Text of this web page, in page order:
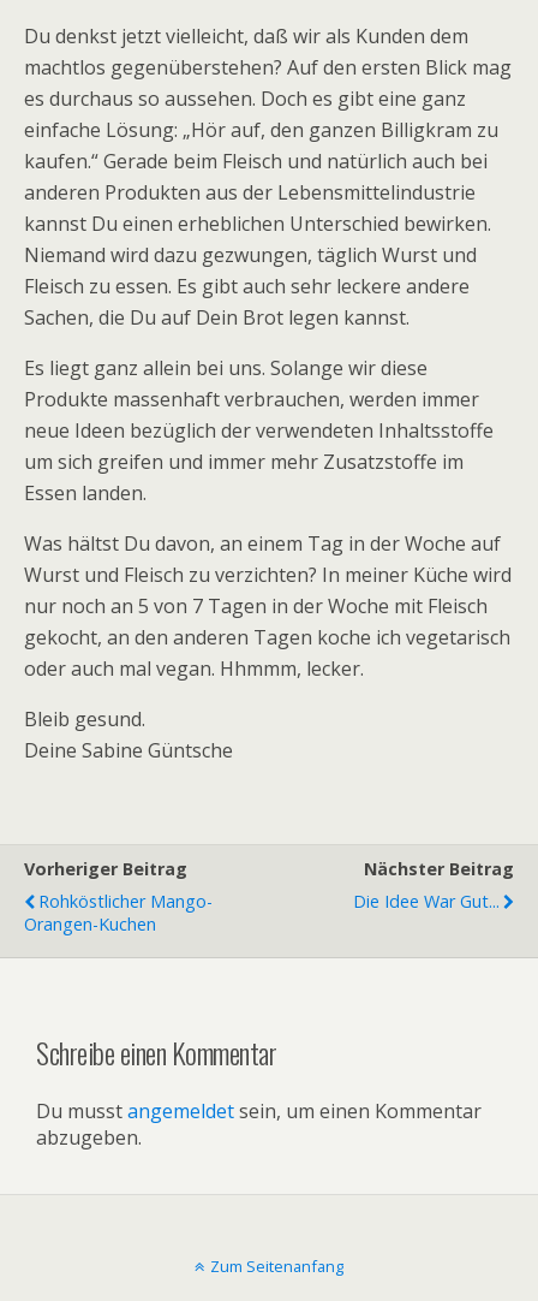
Du denkst jetzt vielleicht, daß wir als Kunden dem
machtlos gegenüberstehen? Auf den ersten Blick mag
es durchaus so aussehen. Doch es gibt eine ganz
einfache Lösung: „Hör auf, den ganzen Billigkram zu
kaufen.“ Gerade beim Fleisch und natürlich auch bei
anderen Produkten aus der Lebensmittelindustrie
kannst Du einen erheblichen Unterschied bewirken.
Niemand wird dazu gezwungen, täglich Wurst und
Fleisch zu essen. Es gibt auch sehr leckere andere
Sachen, die Du auf Dein Brot legen kannst.
Es liegt ganz allein bei uns. Solange wir diese
Produkte massenhaft verbrauchen, werden immer
neue Ideen bezüglich der verwendeten Inhaltsstoffe
um sich greifen und immer mehr Zusatzstoffe im
Essen landen.
Was hältst Du davon, an einem Tag in der Woche auf
Wurst und Fleisch zu verzichten? In meiner Küche wird
nur noch an 5 von 7 Tagen in der Woche mit Fleisch
gekocht, an den anderen Tagen koche ich vegetarisch
oder auch mal vegan. Hhmmm, lecker.
Bleib gesund.
Deine Sabine Güntsche
Vorheriger Beitrag
Rohköstlicher Mango-
Orangen-Kuchen
Nächster Beitrag
Die Idee War Gut...
Schreibe einen Kommentar
Du musstangemeldetsein, um einen Kommentar
abzugeben.
Zum Seitenanfang